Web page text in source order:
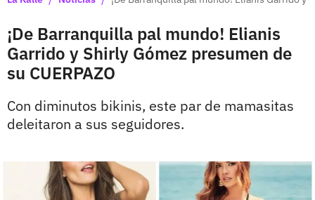
¡De Barranquilla pal mundo! Elianis
Garrido y Shirly Gómez presumen de
su CUERPAZO
Con diminutos bikinis, este par de mamasitas
deleitaron a sus seguidores.